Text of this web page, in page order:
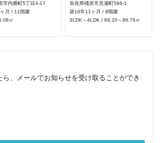
市内膳町5丁目4-17
月 / 11階建
㎡
奈良県橿原市見瀬町586‐1
築16年11ヶ月 / 8階建
3LDK～4LDK / 69.20～86.76㎡
、メールでお知らせを受け取ることができ